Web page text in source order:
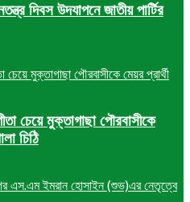
দিবস উদযাপনে জাতীয় পার্টির
চেয়ে মুক্তাগাছা পৌরবাসীকে
চিঠি